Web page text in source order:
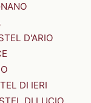
D'ARIO
DI IERI